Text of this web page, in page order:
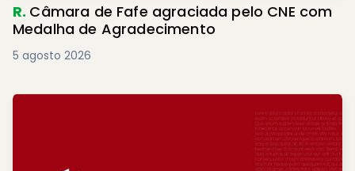
R. Câmara de Fafe agraciada pelo CNE com
Medalha de Agradecimento
5 agosto 2026